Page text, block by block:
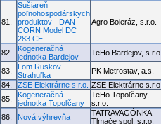
81.
Sušiareň
poľnohospodárskych
produktov - DAN-
CORN Model DC
283 CE
Agro Boleráz, s.r.o.
82.
Kogeneračná
jednotka Bardejov
TeHo Bardejov, s.r.o.
83.
Lom Ruskov -
Strahuľka
PK Metrostav, a.s.
84.
ZSE Elektrárne s.r.o. ZSE Elektrárne s.r.o.
85.
Kogeneračná
jednotka Topoľčany
TeHo Topoľčany,
s.r.o.
86. Nová výhrevňa
TATRAVAGÓNKA
Tlmače spol. s.r.o.